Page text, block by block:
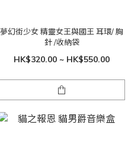
夢幻街少女 精靈女王與國王 耳環/ 胸
針 /收納袋
HK$320.00 ~ HK$550.00